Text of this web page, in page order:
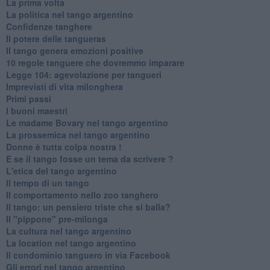
La politica nel tango argentino
Confidenze tanghere
Il potere delle tangueras
Il tango genera emozioni positive
10 regole tanguere che dovremmo imparare
Legge 104: agevolazione per tangueri
Imprevisti di vita milonghera
Primi passi
I buoni maestri
Le madame Bovary nel tango argentino
La prossemica nel tango argentino
Donne è tutta colpa nostra !
E se il tango fosse un tema da scrivere ?
L'etica del tango argentino
Il tempo di un tango
Il comportamento nello zoo tanghero
Il tango: un pensiero triste che si balla?
Il "pippone" pre-milonga
La cultura nel tango argentino
La location nel tango argentino
Il condominio tanguero in via Facebook
Gli errori nel tango argentino